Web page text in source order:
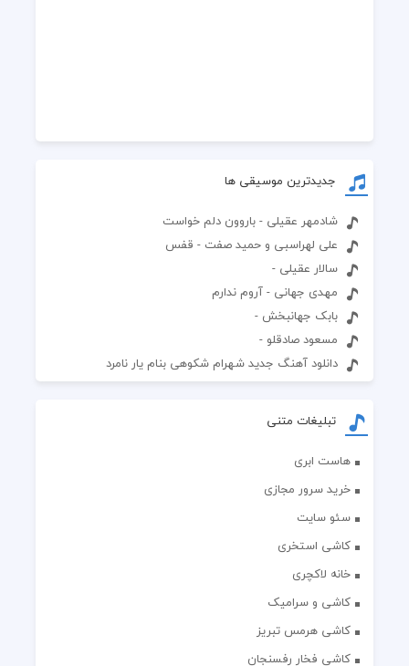
جدیدترین موسیقی ها
شادمهر عقیلی - باروون دلم خواست
سالار عقیلی -
مهدی جهانی - آروم ندارم
بابک جهانبخش -
مسعود صادقلو -
دانلود آهنگ جدید شهرام شکوهی بنام یار نامرد
تبلیغات متنی
هاست ابری
خرید سرور مجازی
سئو سایت
کاشی استخری
خانه لاکچری
کاشی و سرامیک
کاشی هرمس تبریز
کاشی فخار رفسنجان
کپسول درمان کبد چرب گیاهی